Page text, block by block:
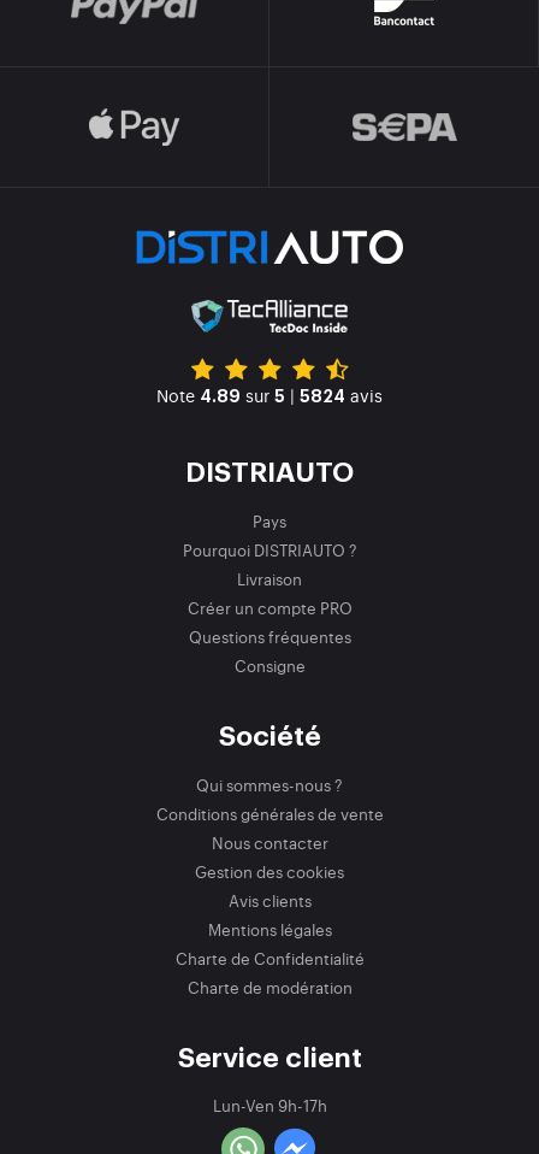
Note 4.89 sur 5 | 5824 avis
DISTRIAUTO
Pays
Pourquoi DISTRIAUTO ?
Livraison
Créer un compte PRO
Questions fréquentes
Consigne
Société
Qui sommes-nous ?
Conditions générales de vente
Nous contacter
Gestion des cookies
Avis clients
Mentions légales
Charte de Confidentialité
Charte de modération
Service client
Lun-Ven 9h-17h